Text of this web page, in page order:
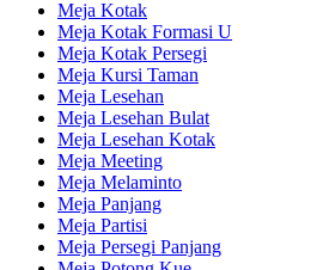
Meja Kotak
Meja Kotak Formasi U
Meja Kotak Persegi
Meja Kursi Taman
Meja Lesehan
Meja Lesehan Bulat
Meja Lesehan Kotak
Meja Meeting
Meja Melaminto
Meja Panjang
Meja Partisi
Meja Persegi Panjang